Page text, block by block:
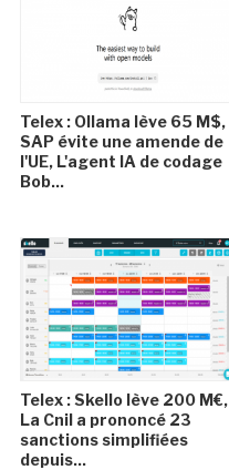
Telex : Ollama lève 65 M$,
SAP évite une amende de
l'UE, L'agent IA de codage
Bob...
Telex : Skello lève 200 M€,
La Cnil a prononcé 23
sanctions simplifiées
depuis...